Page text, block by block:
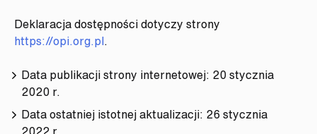
Deklaracja dostępności dotyczy strony
https://opi.org.pl.
Data publikacji strony internetowej: 20 stycznia
2020 r.
Data ostatniej istotnej aktualizacji: 26 stycznia